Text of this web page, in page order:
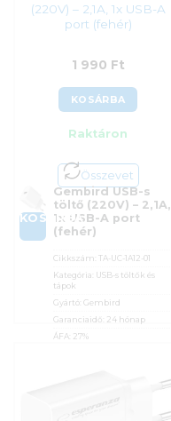
(220V) – 2,1A, 1x USB-A
port (fehér)
1 990 Ft
KOSÁRBA
Raktáron
Összevet
KOSÁRBA
Gembird USB-s
töltő (220V) – 2,1A,
1x USB-A port
(fehér)
Cikkszám:TA-UC-1A12-01
Kategória: USB-s töltők és
tápok
Gyártó:Gembird
Garanciaidő: 24 hónap
ÁFA: 27%